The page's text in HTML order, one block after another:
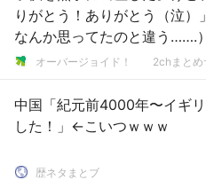
りがとう！ありがとう（泣）
なんか思ってたのと違う…….）
オーバージョイド！ 2chまとめ
中国「紀元前4000年〜イギ
した！」←こいつｗｗｗ
歴ネタまとブ